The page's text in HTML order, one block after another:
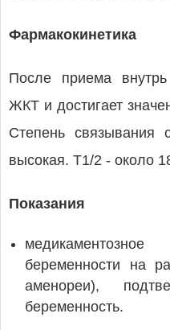
Фармакокинетика
После приема
ЖКТ и достигает
Степень связывания
высокая. T1/2 - около
Показания
беременности на
аменореи),
беременность.